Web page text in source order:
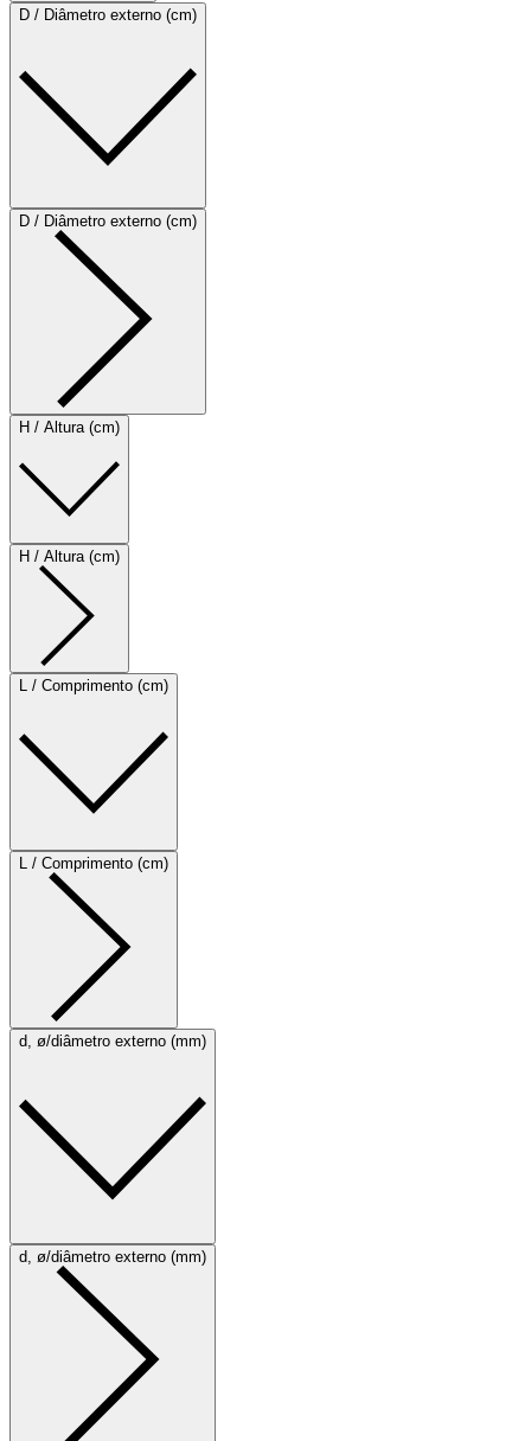
D / Diâmetro externo (cm)
D / Diâmetro externo (cm)
H / Altura (cm)
H / Altura (cm)
L / Comprimento (cm)
L / Comprimento (cm)
d, ø/diâmetro externo (mm)
d, ø/diâmetro externo (mm)